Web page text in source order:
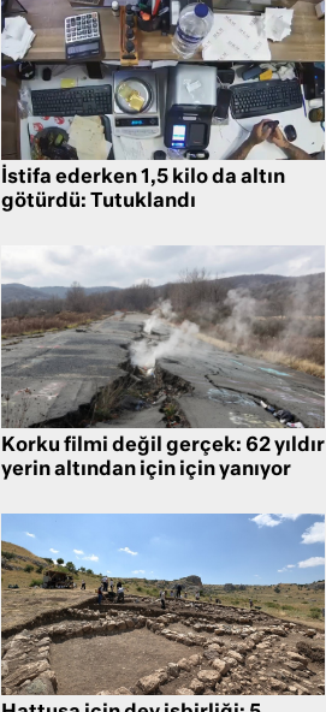
İstifa ederken 1,5 kilo da altın
götürdü: Tutuklandı
Korku filmi değil gerçek: 62 yıldır
yerin altından için için yanıyor